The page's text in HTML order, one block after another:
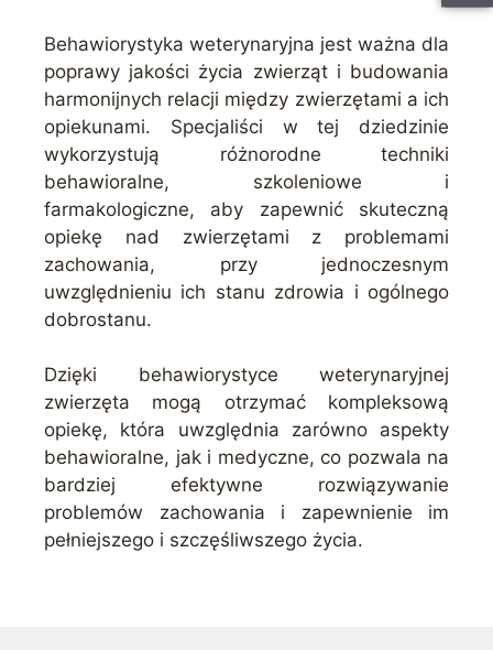
Behawiorystyka weterynaryjna jest ważna dla
poprawy jakości życia zwierząt i budowania
harmonijnych relacji między zwierzętami a ich
opiekunami. Specjaliści w tej dziedzinie
wykorzystują różnorodne techniki
behawioralne, szkoleniowe i
farmakologiczne, aby zapewnić skuteczną
opiekę nad zwierzętami z problemami
zachowania, przy jednoczesnym
uwzględnieniu ich stanu zdrowia i ogólnego
dobrostanu.
Dzięki behawiorystyce weterynaryjnej
zwierzęta mogą otrzymać kompleksową
opiekę, która uwzględnia zarówno aspekty
behawioralne, jak i medyczne, co pozwala na
bardziej efektywne rozwiązywanie
problemów zachowania i zapewnienie im
pełniejszego i szczęśliwszego życia.